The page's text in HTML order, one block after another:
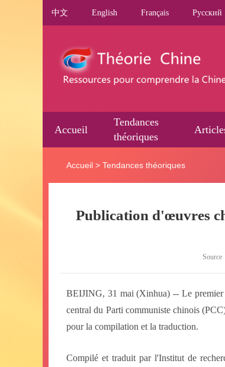
中文 English Français Pусский
Accueil
Tendances
théoriques
Accueil > Tendances théoriques
Publication d'œuvres
Source
BEIJING, 31 mai (Xinhua) -- Le premier
central du Parti communiste chinois
pour la compilation et la traduction.
Compilé et traduit par l'Institut de